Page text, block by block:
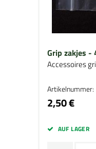
Grip zakjes -
Accessoires
2,50 €
AUF LAGER